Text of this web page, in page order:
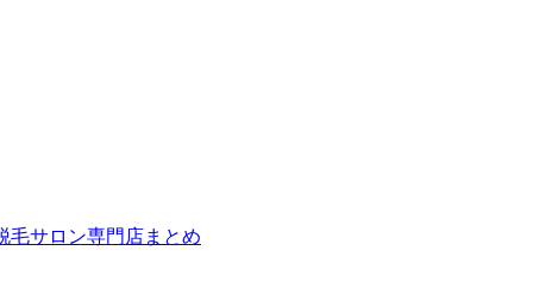
毛サロン専門店まとめ